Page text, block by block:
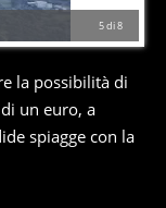
5di8
la possibilità di
un euro, a
spiagge con la